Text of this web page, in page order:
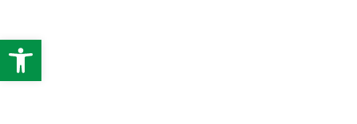
Barra de Ferramentas